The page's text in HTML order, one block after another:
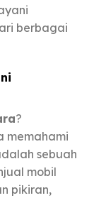
berbagai
?
memahami
sebuah
mobil
pikiran,